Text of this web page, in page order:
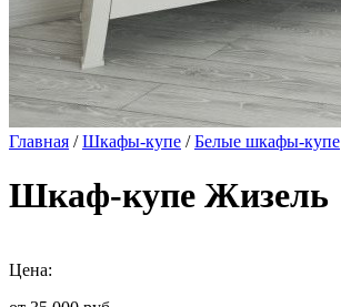
Главная /Шкафы-купе /Белые шкафы-купе
Шкаф-купе Жизель
Цена: